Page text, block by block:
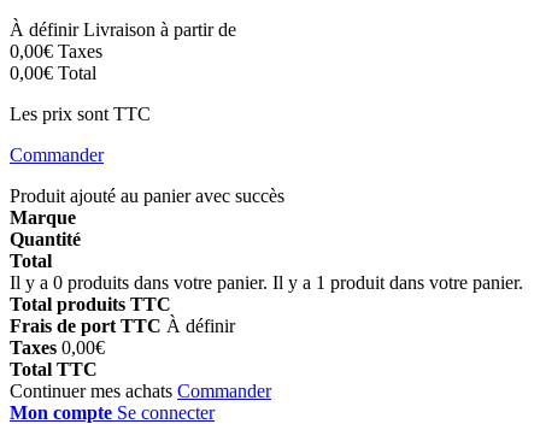
À définirLivraison à partir de
0,00€ Taxes
0,00€ Total
Les prix sont TTC
Commander
Produit ajouté au panier avec succès
Marque
Quantité
Total
Il y a 0 produits dans votre panier. Il y a 1 produit dans votre panier.
Total produits TTC
Frais de port TTC À définir
Taxes 0,00€
Total TTC
Continuer mes achats Commander
Mon compte Se connecter